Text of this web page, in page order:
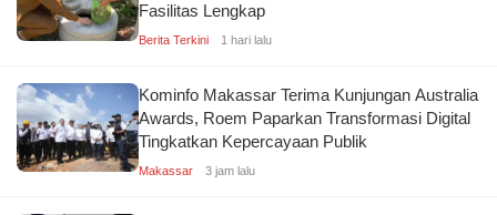
Fasilitas Lengkap
Berita Terkini 1 hari lalu
Kominfo Makassar Terima Kunjungan Australia
Awards, Roem Paparkan Transformasi Digital
Tingkatkan Kepercayaan Publik
Makassar 3 jam lalu